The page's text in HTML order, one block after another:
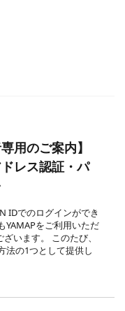
用のご案内】
レス認証・パ
IDでのログインができ
YAMAPをご利用いただ
います。 このたび、
法の1つとして提供し